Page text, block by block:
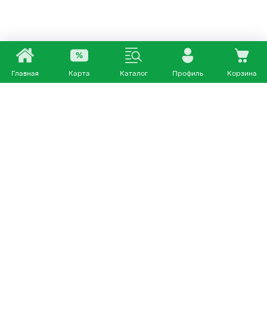
Главная Карта Каталог Профиль Корзина